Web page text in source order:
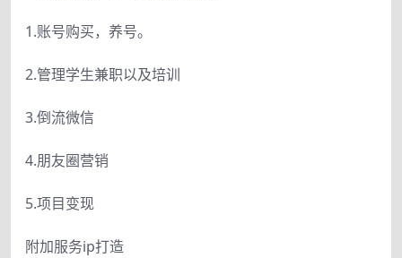
1.账号购买，养号。
2.管理学生兼职以及培训
3.倒流微信
4.朋友圈营销
5.项目变现
附加服务ip打造